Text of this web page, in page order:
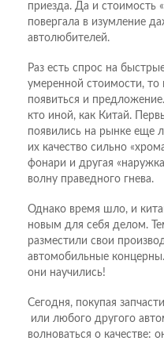
приезда. Да и стоимость
повергала в изумление
автолюбителей.
Раз есть спрос на
умеренной стоимости,
появиться и
кто иной, как Китай.
появились на рынке еще
их качество сильно
фонари и другая
волну праведного гнева.
Однако время шло, и
новым для себя делом.
разместили свои
автомобильные
они научились!
Сегодня, покупая запчасти
или любого другого
волноваться о качестве: